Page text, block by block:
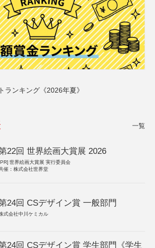
ランキング《2026年夏》
一覧
22回 世界絵画大賞展 2026
世界絵画大賞展 実行委員会
催：株式会社世界堂
24回 CSデザイン賞 一般部門
式会社中川ケミカル
24回 CSデザイン賞 学生部門《学生